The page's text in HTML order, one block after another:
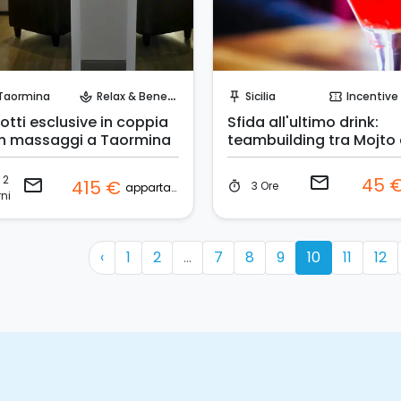
spa Relax & Benessere
esclusive in coppia
massaggi a Taormina
2
email 415 € appartamento
push_pin Sicilia confirmation_number Incentive &
Sfida all'ultimo drink:
teambuilding tra Mojto
Gin Tonic
timer 3 Ore email 45
‹ 1 2 ... 7 8 9 10 11 12